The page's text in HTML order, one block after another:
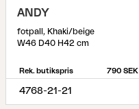
ANDY
fotpall, Khaki/beige
W46 D40 H42 cm
Rek. butikspris 790 SEK
4768-21-21